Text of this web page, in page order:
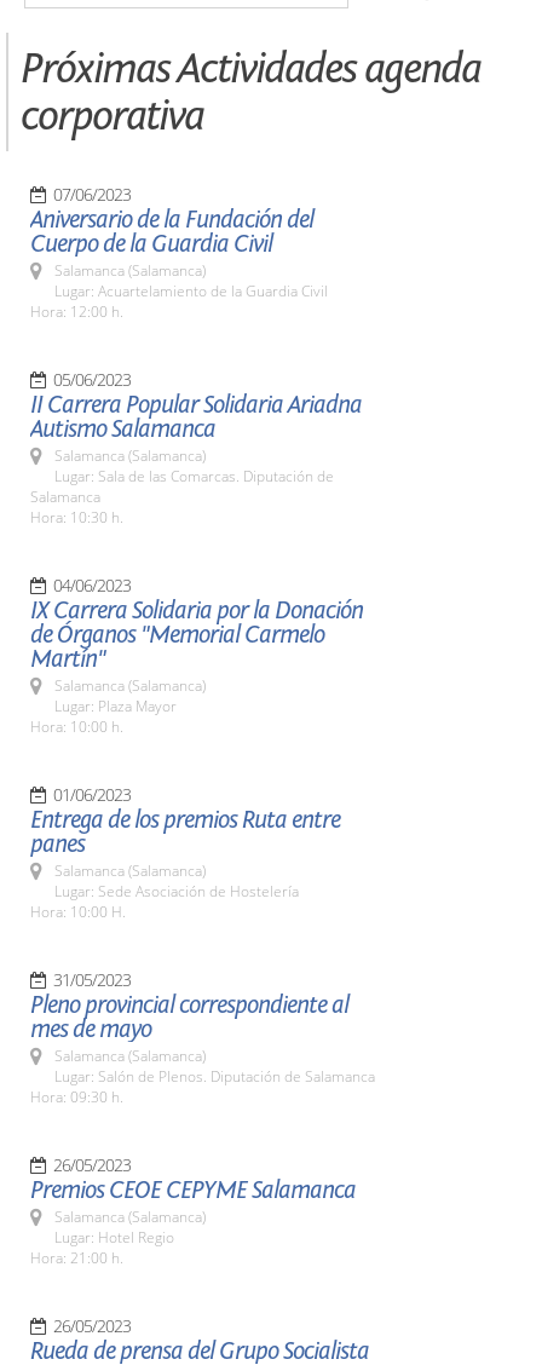
Próximas Actividades agenda
corporativa
07/06/2023
Aniversario de la Fundación del
Cuerpo de la Guardia Civil
Salamanca (Salamanca)
Lugar: Acuartelamiento de la Guardia Civil
Hora: 12:00 h.
05/06/2023
II Carrera Popular Solidaria Ariadna
Autismo Salamanca
Salamanca (Salamanca)
Lugar: Sala de las Comarcas. Diputación de
Salamanca
Hora: 10:30 h.
04/06/2023
IX Carrera Solidaria por la Donación
de Órganos "Memorial Carmelo
Martín"
Salamanca (Salamanca)
Lugar: Plaza Mayor
Hora: 10:00 h.
01/06/2023
Entrega de los premios Ruta entre
panes
Salamanca (Salamanca)
Lugar: Sede Asociación de Hostelería
Hora: 10:00 H.
31/05/2023
Pleno provincial correspondiente al
mes de mayo
Salamanca (Salamanca)
Lugar: Salón de Plenos. Diputación de Salamanca
Hora: 09:30 h.
26/05/2023
Premios CEOE CEPYME Salamanca
Salamanca (Salamanca)
Lugar: Hotel Regio
Hora: 21:00 h.
26/05/2023
Rueda de prensa del Grupo Socialista